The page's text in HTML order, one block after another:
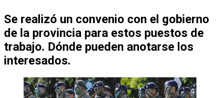
Se realizó un convenio con el gobierno
de la provincia para estos puestos de
trabajo. Dónde pueden anotarse los
interesados.